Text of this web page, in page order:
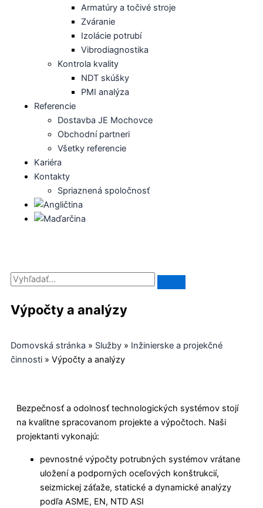
Armatúry a točivé stroje
Zváranie
Izolácie potrubí
Vibrodiagnostika
Kontrola kvality
NDT skúšky
PMI analýza
Referencie
Dostavba JE Mochovce
Obchodní partneri
Všetky referencie
Kariéra
Kontakty
Spriaznená spoločnosť
Výpočty a analýzy
Domovská stránka » Služby » Inžinierske a projekčné
činnosti » Výpočty a analýzy
Bezpečnosť a odolnosť technologických systémov stojí
na kvalitne spracovanom projekte a výpočtoch. Naši
projektanti vykonajú:
pevnostné výpočty potrubných systémov vrátane
uložení a podporných oceľových konštrukcií,
seizmickej záťaže, statické a dynamické analýzy
podľa ASME, EN, NTD ASI